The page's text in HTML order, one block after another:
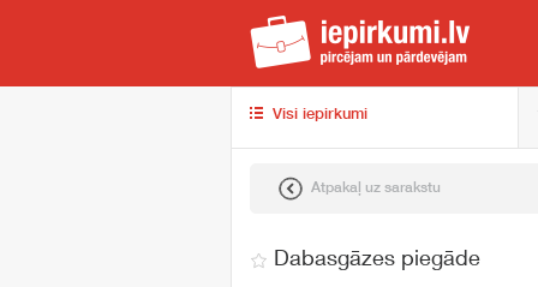
Visi iepirkumi
Atpakaļ uz sarakstu
Dabasgāzes piegāde